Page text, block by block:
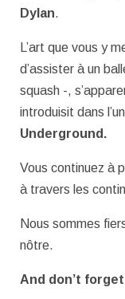
Dylan.
L’art que vous y
d’assister à un
squash -,
introduisit dans
Underground.
Vous continuez à
à travers les
Nous sommes
nôtre.
And don’t forget